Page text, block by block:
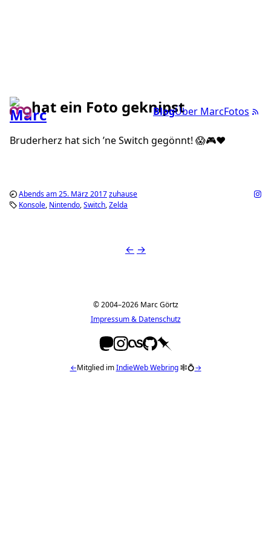
BlogÜber MarcFotos
hat ein Foto geknipst
Bruderherz hat sich ’ne Switch gegönnt! 😱🎮❤️
Abends am 25. März 2017zuhause
Konsole Nintendo Switch Zelda
← →
© 2004–2026 Marc Görtz
Impressum & Datenschutz
←Mitglied imIndieWeb Webring🕸💍→